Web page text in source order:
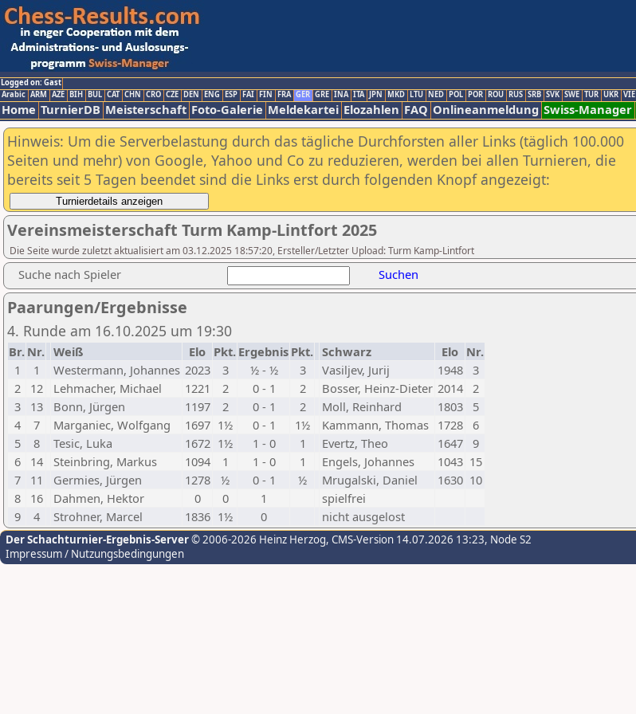
Logged on: Gast
Arabic ARM AZE BIH BUL CAT CHN CRO CZE DEN ENG ESP FAI FIN FRA GER GRE INA ITA JPN MKD LTU NED POL POR ROU RUS SRB SVK SWE TUR UKR VIE
Home TurnierDB Meisterschaft Foto-Galerie Meldekartei Elozahlen FAQ Onlineanmeldung Swiss-Manager
Hinweis: Um die Serverbelastung durch das tägliche Durchforsten aller Links (täglich 100.000
Seiten und mehr) von Google, Yahoo und Co zu reduzieren, werden bei allen Turnieren, die
bereits seit 5 Tagen beendet sind die Links erst durch folgenden Knopf angezeigt:
Vereinsmeisterschaft Turm Kamp-Lintfort 2025
Die Seite wurde zuletzt aktualisiert am 03.12.2025 18:57:20, Ersteller/Letzter Upload: Turm Kamp-Lintfort
Suche nach Spieler Suchen
Paarungen/Ergebnisse
4. Runde am 16.10.2025 um 19:30
Br. Nr. Weiß Elo Pkt. Ergebnis Pkt. Schwarz Elo Nr.
1
1 Westermann, Johannes 2023 3 ½ - ½ 3 Vasiljev, Jurij 1948 3
2
12 Lehmacher, Michael 1221 2 0 - 1 2 Bosser, Heinz-Dieter 2014 2
3
13 Bonn, Jürgen 1197 2 0 - 1 2 Moll, Reinhard 1803
5
4
7 Marganiec, Wolfgang 1697 1½ 0 - 1 1½ Kammann, Thomas 1728 6
5
8 Tesic, Luka 1672 1½ 1 - 0 1 Evertz, Theo 1647 9
6
14 Steinbring, Markus 1094 1 1 - 0 1 Engels, Johannes 1043 15
7
11 Germies, Jürgen 1278 ½ 0 - 1 ½ Mrugalski, Daniel 1630 10
8
16 Dahmen, Hektor 0 0 1
spielfrei
9
4 Strohner, Marcel 1836 1½ 0 nicht ausgelost
Der Schachturnier-Ergebnis-Server© 2006-2026 Heinz Herzog, CMS-Version 14.07.2026 13:23, Node S2
Impressum / Nutzungsbedingungen